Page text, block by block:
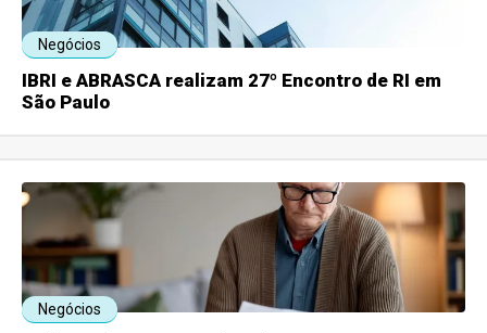
Negócios
IBRI e ABRASCA realizam 27º Encontro de RI em
São Paulo
Negócios